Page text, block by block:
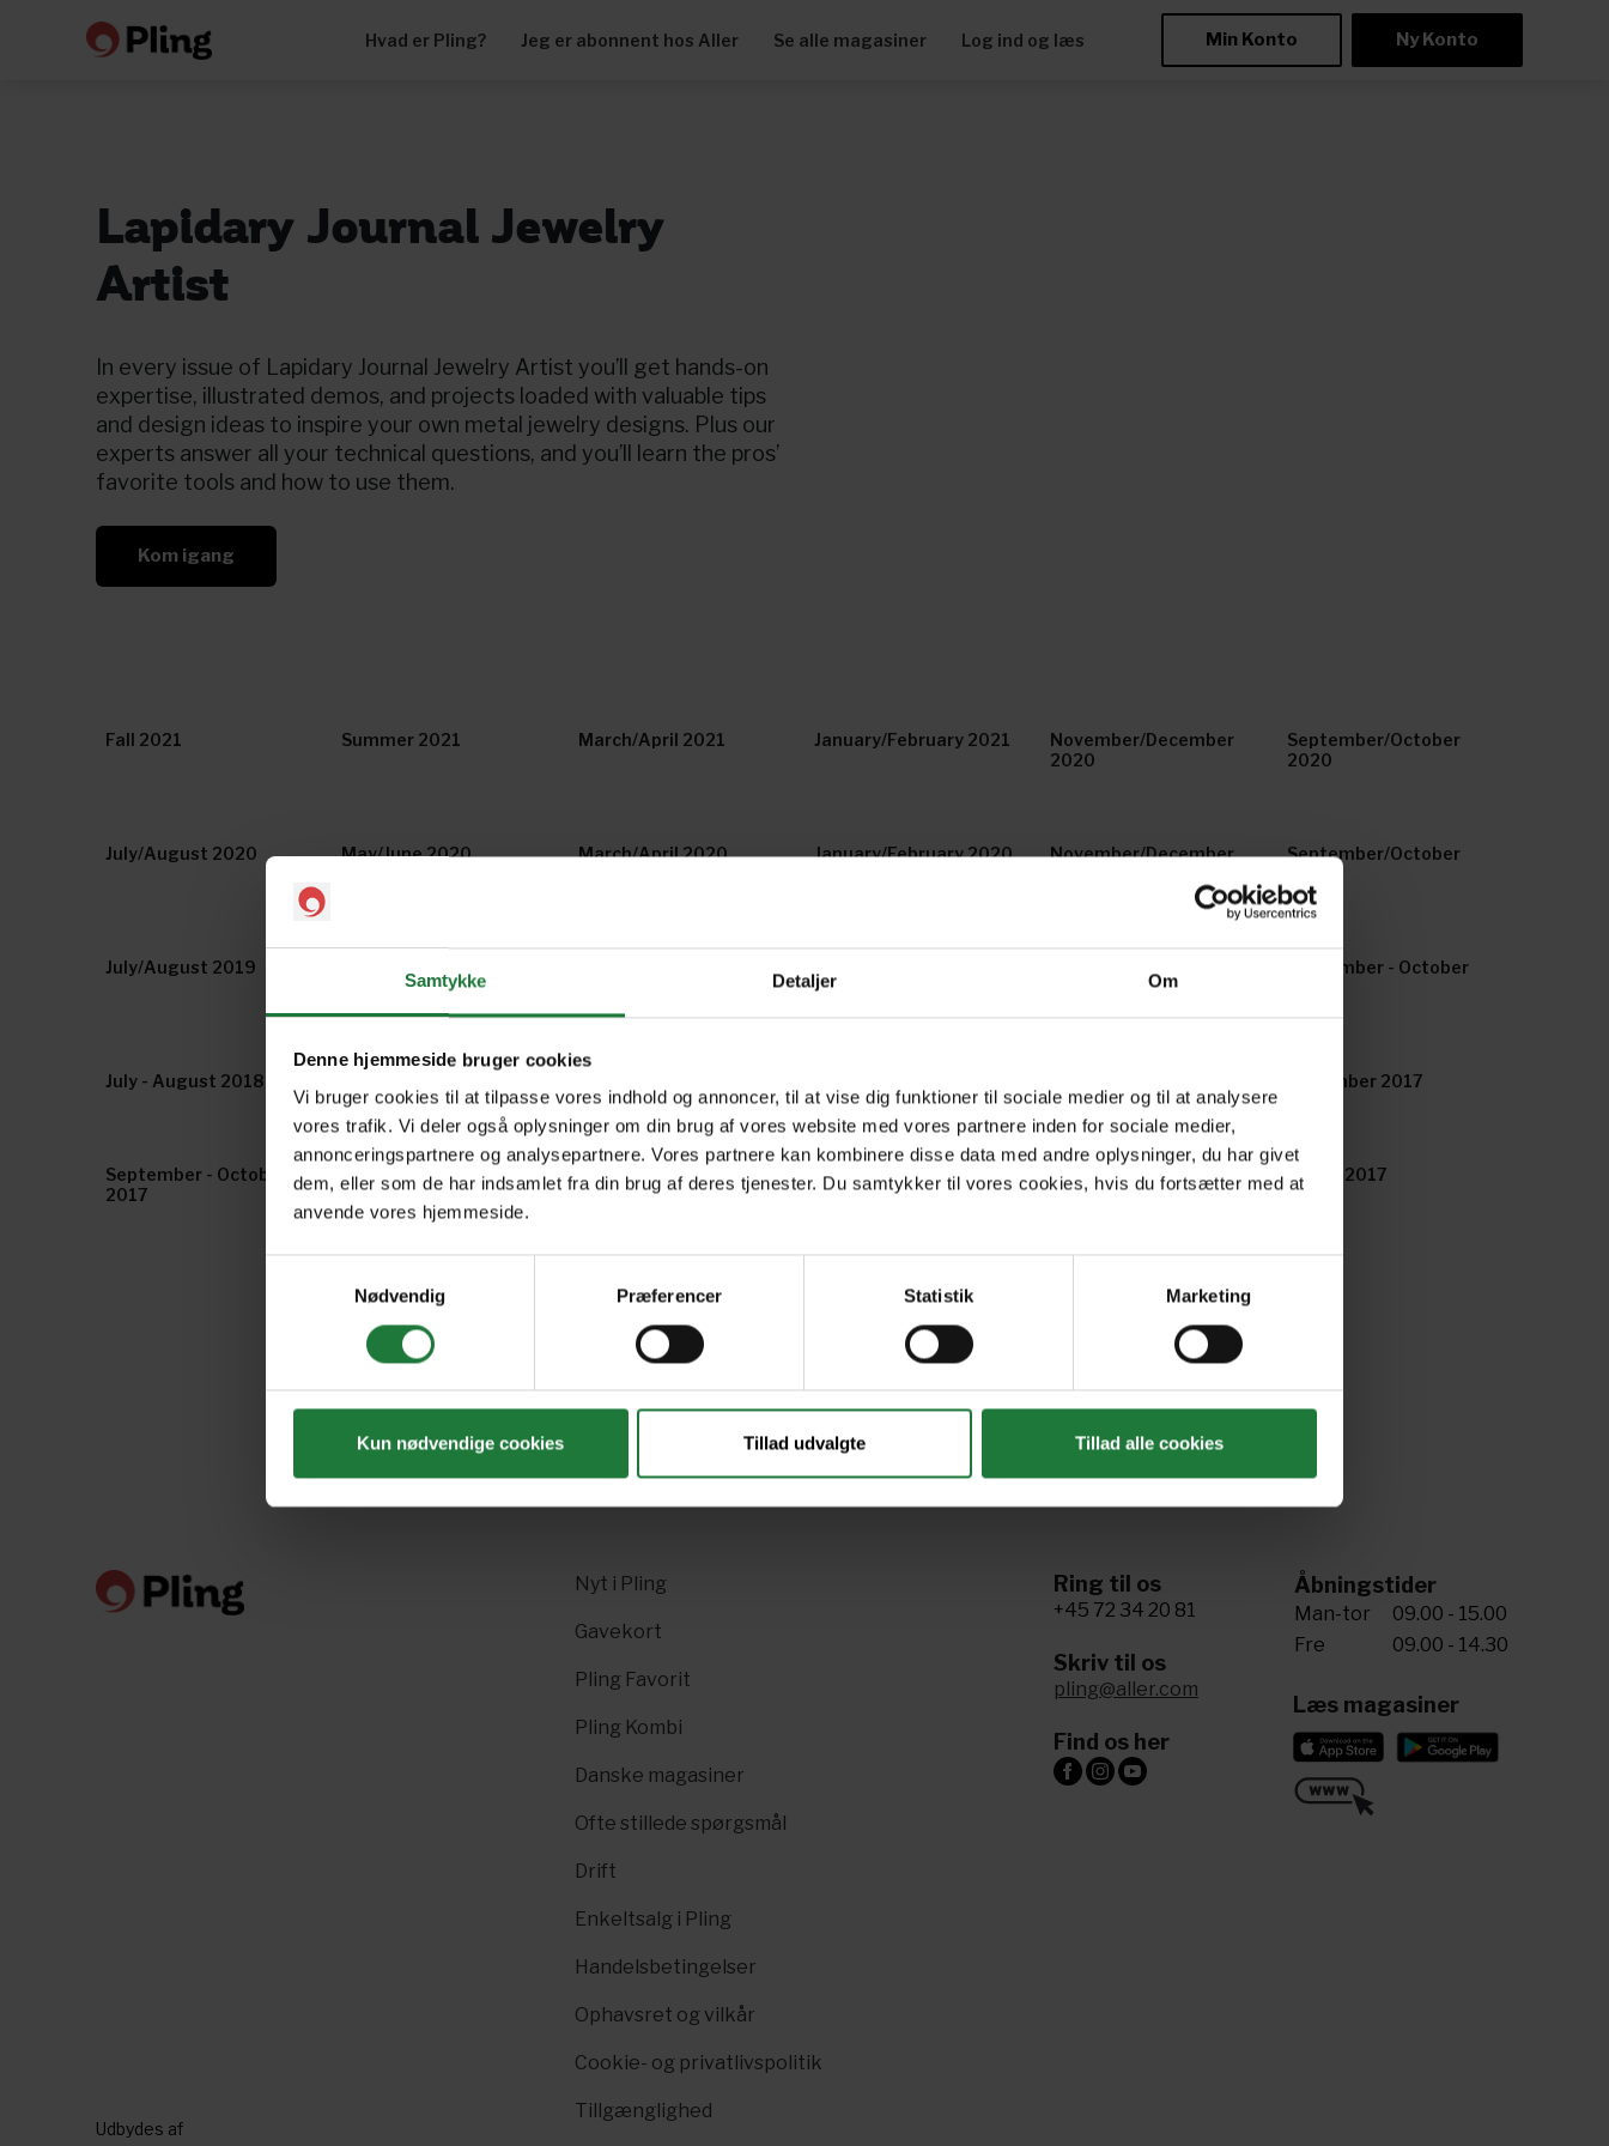
Samtykke Detaljer Om
Denne hjemmeside bruger cookies
Vi bruger cookies til at tilpasse vores indhold og annoncer, til at vise dig funktioner til sociale medier og til at analysere
vores trafik. Vi deler også oplysninger om din brug af vores website med vores partnere inden for sociale medier,
annonceringspartnere og analysepartnere. Vores partnere kan kombinere disse data med andre oplysninger, du har givet
dem, eller som de har indsamlet fra din brug af deres tjenester. Du samtykker til vores cookies, hvis du fortsætter med at
anvende vores hjemmeside.
Nødvendig
Præferencer Statistik Marketing
Kun nødvendige cookies Tillad udvalgte Tillad alle cookies
Hvad er Pling? Jeg er abonnent hos Aller Se alle magasiner Log ind og læs Min Konto Ny Konto
Lapidary Journal Jewelry
Artist
In every issue of Lapidary Journal Jewelry Artist you’ll get hands-on
expertise, illustrated demos, and projects loaded with valuable tips
and design ideas to inspire your own metal jewelry designs. Plus our
experts answer all your technical questions, and you’ll learn the pros’
favorite tools and how to use them.
Kom igang
Fall 2021 Summer 2021 March/April 2021 January/February 2021
November/December
2020
September/October
2020
July/August 2020 May/June 2020 March/April 2020 January/February 2020
November/December
September/October
July/August 2019
September - October
July - August 2018 November 2017
September - October
2017
August 2017 July 2017 May - June 2017 April 2017 March 2017
Forrige Næste
Nyt i Pling
Gavekort
Pling Favorit
Pling Kombi
Danske magasiner
Ofte stillede spørgsmål
Drift
Enkeltsalg i Pling
Handelsbetingelser
Ophavsret og vilkår
Cookie- og privatlivspolitik
Tillgænglighed
Ring til os
+45 72 34 20 81
Skriv til os
pling@aller.com
Find os her
Åbningstider
Man-tor
09.00 - 15.00
Fre
09.00 - 14.30
Læs magasiner
Udbydes af